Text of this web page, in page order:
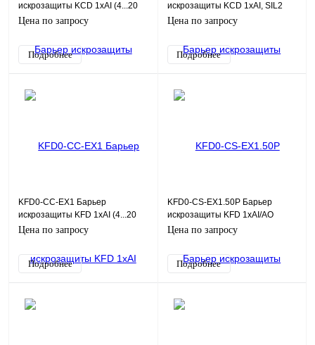
искрозащиты KCD 1хAI (4...20
мА), HART, SIL3
Цена по запросу
Подробнее
искрозащиты KCD 1хAI, SIL2
Цена по запросу
Подробнее
KFD0-CC-EX1 Барьер
искрозащиты KFD 1хAI (4...20
мА)
Цена по запросу
Подробнее
KFD0-CS-EX1.50P Барьер
искрозащиты KFD 1хAI/AO
(4...20 мА)
Цена по запросу
Подробнее